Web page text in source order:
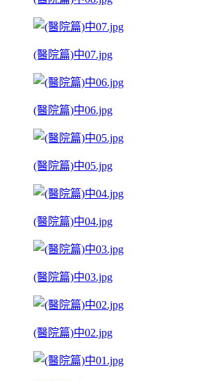
(醫院篇)中07.jpg
(醫院篇)中06.jpg
(醫院篇)中05.jpg
(醫院篇)中04.jpg
(醫院篇)中03.jpg
(醫院篇)中02.jpg